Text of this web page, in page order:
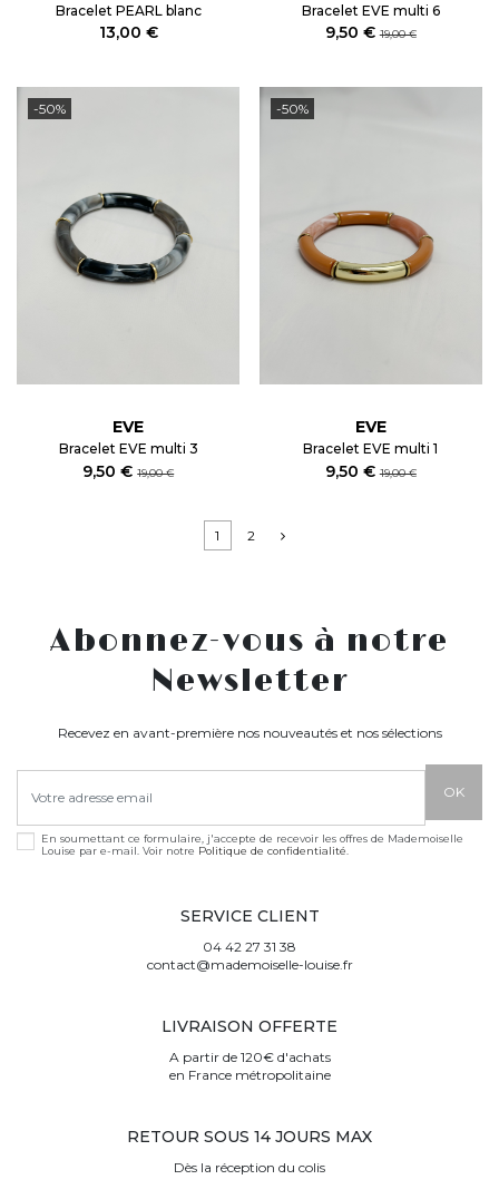
Bracelet PEARL blanc
13,00 €
Bracelet EVE multi 6
9,50 €19,00 €
-50%
EVE
Bracelet EVE multi 3
9,50 €19,00 €
-50%
EVE
Bracelet EVE multi 1
9,50 €19,00 €
1 2
Abonnez-vous à notre
Newsletter
Recevez en avant-première nos nouveautés et nos sélections
En soumettant ce formulaire, j'accepte de recevoir les offres de Mademoiselle
Louise par e-mail. Voir notre Politique de confidentialité.
SERVICE CLIENT
04 42 27 31 38
contact@mademoiselle-louise.fr
LIVRAISON OFFERTE
A partir de 120€ d'achats
en France métropolitaine
RETOUR SOUS 14 JOURS MAX
Dès la réception du colis